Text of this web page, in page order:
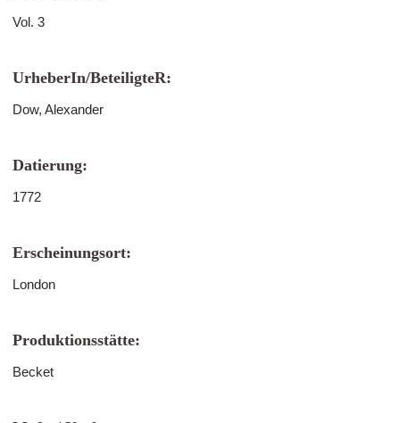
Vol. 3
UrheberIn/BeteiligteR:
Dow, Alexander
Datierung:
1772
Erscheinungsort:
London
Produktionsstätte:
Becket